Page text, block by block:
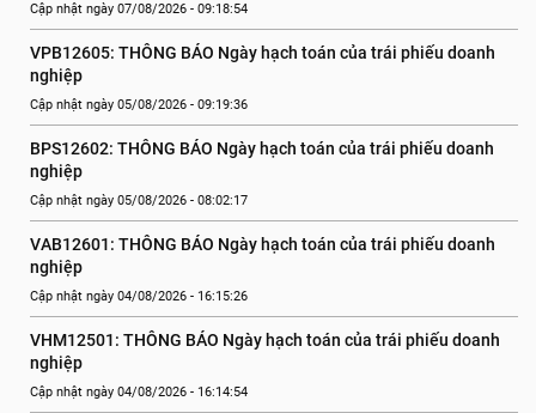
Cập nhật ngày 07/08/2026 - 09:18:54
VPB12605: THÔNG BÁO Ngày hạch toán của trái phiếu doanh
nghiệp
Cập nhật ngày 05/08/2026 - 09:19:36
BPS12602: THÔNG BÁO Ngày hạch toán của trái phiếu doanh
nghiệp
Cập nhật ngày 05/08/2026 - 08:02:17
VAB12601: THÔNG BÁO Ngày hạch toán của trái phiếu doanh
nghiệp
Cập nhật ngày 04/08/2026 - 16:15:26
VHM12501: THÔNG BÁO Ngày hạch toán của trái phiếu doanh
nghiệp
Cập nhật ngày 04/08/2026 - 16:14:54